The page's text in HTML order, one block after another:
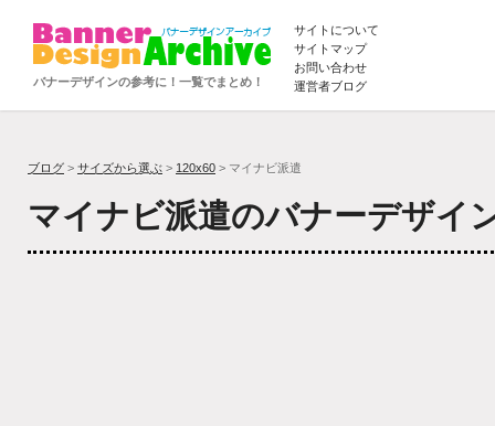
バナーデザインの参考に！一覧でまとめ！
サイトについて
サイトマップ
お問い合わせ
運営者ブログ
ブログ > サイズから選ぶ > 120x60 > マイナビ派遣
マイナビ派遣のバナーデザイ